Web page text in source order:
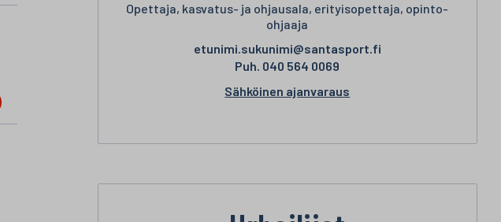
Opettaja, kasvatus- ja ohjausala, erityisopettaja, opinto-
ohjaaja
etunimi.sukunimi@santasport.fi
Puh. 040 564 0069
Sähköinen ajanvaraus